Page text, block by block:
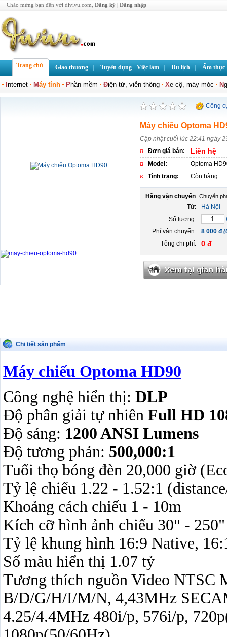
Chào mừng bạn đến với divivu.com, Đăng ký | Đăng nhập
Trang chủ Giao thương Tuyển dụng - Việc làm Du lịch Ẩm thực
nternet Máy tính Phần mềm Điện tử, viễn thông Xe cộ, máy móc N
Công
Máy chiếu Optoma
Cập nhật cuối lúc 22:41 ngày
Đơn giá bán:
Liên hệ
Model:
Optoma
Tình trạng:
Còn hàng
Hãng vận chuyển
Từ:
Hà Nội
Số lượng:
Phí vận chuyển:
8 000 đ
Tổng chi phí:
0 đ
Chi tiết sản phẩm
Máy chiếu Optoma HD90
Công nghệ hiển thị: DLP
Độ phân giải tự nhiên Full HD
Độ sáng: 1200 ANSI Lumens
Độ tương phản: 500,000:1
Tuổi thọ bóng đèn 20,000 giờ
Tỷ lệ chiếu 1.22 - 1.52:1
Khoảng cách chiếu 1 - 10m
Kích cỡ hình ảnh chiếu 30" -
Tỷ lệ khung hình 16:9 Native,
Số màu hiển thị 1.07 tỷ
Tương thích nguồn Video NTSC
B/D/G/H/I/M/N, 4,43MHz
4.25/4.4MHz 480i/p, 576i/p,